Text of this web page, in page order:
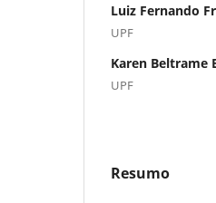
Luiz Fernando
UPF
Karen Beltrame
UPF
Resumo